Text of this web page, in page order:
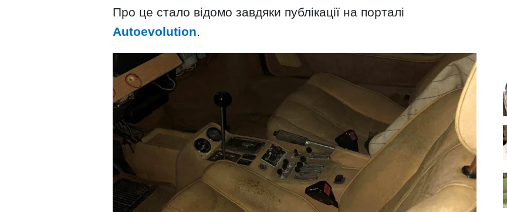
Про це стало відомо завдяки публікації на порталі
Autoevolution.